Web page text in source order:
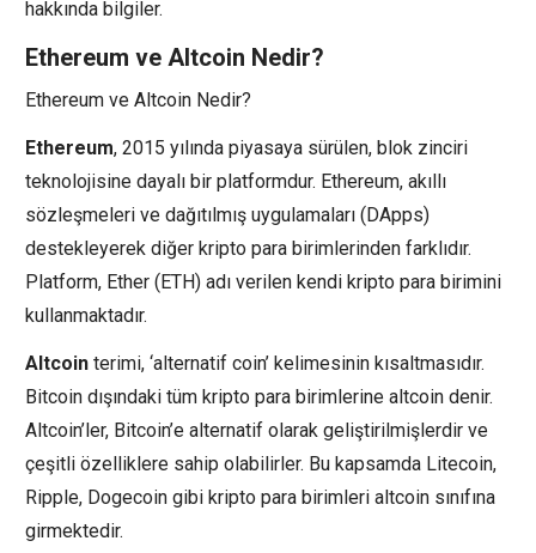
hakkında bilgiler.
Ethereum ve Altcoin Nedir?
Ethereum ve Altcoin Nedir?
Ethereum, 2015 yılında piyasaya sürülen, blok zinciri
teknolojisine dayalı bir platformdur. Ethereum, akıllı
sözleşmeleri ve dağıtılmış uygulamaları (DApps)
destekleyerek diğer kripto para birimlerinden farklıdır.
Platform, Ether (ETH) adı verilen kendi kripto para birimini
kullanmaktadır.
Altcoin terimi, ‘alternatif coin’ kelimesinin kısaltmasıdır.
Bitcoin dışındaki tüm kripto para birimlerine altcoin denir.
Altcoin’ler, Bitcoin’e alternatif olarak geliştirilmişlerdir ve
çeşitli özelliklere sahip olabilirler. Bu kapsamda Litecoin,
Ripple, Dogecoin gibi kripto para birimleri altcoin sınıfına
girmektedir.